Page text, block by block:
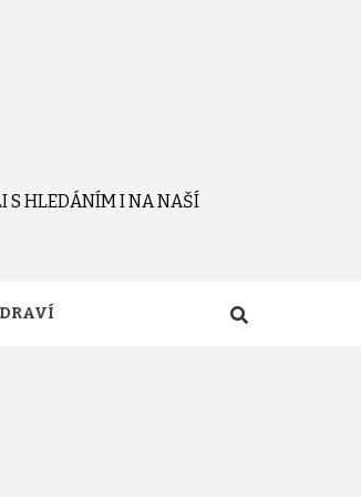
S HLEDÁNÍM I NA NAŠÍ